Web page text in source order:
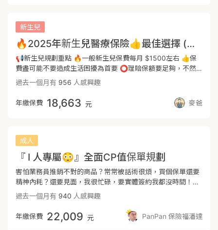
核心，花多少賠多少讓就醫時的自費項目（手術費、升等病
房、醫療耗材或輔具等）完全覆蓋，已有繳保費免再自掏腰
包。---🌏全球XHD實支(保證續保）⭕保證續保條款⭕住院手
術項不限2-2-7以外手術⭕住院醫療無額度與次數上限⭕病房
費可轉換日額費（即無付費病房以最高額度理賠）⭕含重大手
術及特定醫材補助金（包含心臟支架及人工水晶體等）⭕門診
手術含特殊處置高達145項（全面補強市面上實支實付手術無
術有2-2-7限制及年度最高8次⚠️「心導管手術當天出院」時高
福部健保支付規定的標準第二部第二章第七節，或者牙科手術
第三部第三章第四節之第三項。如果保險條款當中手術的定義
有內含於此，基本上理賠範圍依據這個標準。2-2-7手術定義
範圍：大部分需要開刀、麻醉、縫合。3-3-4-3牙科下顎範圍
等手術。*醫療保險條款中如果擺脫這個定義，理賠的範圍會
更廣喔！---🏥意外險：意外身故失能最高100萬+意外實支10
萬+意外日額2000元+意外骨折6萬最高---📖外來性、突發
險恐怖危害小至打球手指吃蘿蔔，走路途中踩空跌倒皆為意外
險理賠啟動對象。意外醫療的自費項目及失能1-11級的給付並
金，同時有療程癌症補貼住院及手術。5、全球XDE為重大傷
病，領到健保核發重大傷病卡即可理賠一次金，保障範圍多達
400項，首年理賠或是精神疾病領卡皆不打折，在患病初期能
獲得一筆百萬緊急醫療金運用並填補收入減少的損失，且為市
面上保費最便宜的重傷，後期保費漲幅最平緩。6、幼童時期
小孩活動力強、缺乏危險意識，易發生摔傷、燙傷、骨折等小
意外，且多為門診治療非住院，意外實支可cover意外受傷的
同時有燒燙傷皮膚移植金，保費優惠能提供足額的意外保障。
傷(XDE)保費便宜，同時也有定額醫療、癌症一次金、實支可
以加強保障額度，新安東京用來加強燒燙傷保障，此份意外及
醫療保障齊全，可做為新生兒保單初次規劃保障參考的方向。
寶寶探索世界階段提供高額燒燙傷與意外失能保障👆以上是基
本的罐頭保單內容 ，最終方案還是要根據實際需求與預算下去
作調整---------------------------------------------------------
----------------------------------------------------------------
-------✨規劃新生兒保障注意事項✨1️⃣預產期前一個月:✔️多
數準爸媽會在這個階段開始研究新生兒保單✔️諮詢業務後思考
預算及需求，並規畫出初步保單方案2️⃣出生48hr內✔️接受公
費補助的21項先天代謝異常疾病檢查，檢查結果一般會在2週
內出來！✔️其他自費檢查可以參考醫生建議3️⃣🎯投保黃金期
影響到寶寶的投保內容及權益👶寶寶體況標準 出生週數需達
37週及體重滿2500克以上，若週數或是體重稍微不足，到時
候再跟信任業務好好討論配套措施
新生兒
🔥2025年新生兒醫療保險👍最佳選擇 (高額一次金+住院日額+實支實付)
📢新生兒規劃重點 🔥一般新生兒保費每月 $1500左右 👍保
費盡可能不要造成生活困擾為首要 ⭕️理賠保額要足夠，不然
我們的保險一點都不保險 🌟現在的環境賺錢不容易，錢要花
在刀口上 為人父母都希望給孩子最好的 所以人家推薦什麼保
險 往往都不會考慮太多，只要能付得出來你就買單了 📍新生
兒的保障內容： ✅意外失能金 最高200萬 ✅意外實支5萬 ✅
✅意外住院 8500元/日(含實支實付)+住院慰問金每次1000
✅住院/門診特定手術 4.5萬 ✅癌症手術 最高9萬 ✅重大傷病
一次金 150萬 ✅癌症一次金 最高310萬 ✅兒童壽險69萬 📢
重大燒燙傷200萬- 產險 (可額外附加) 🎯新生兒保險規劃的五
大保障 ❶意外險 （意外失能、實支實付） 小孩成長階段活潑
好動，也沒有危險意識，意外造成受傷的機率較高，一般像是
燒燙傷、四肢頭部擦撞傷、骨折等等，以上狀況就醫，可能需
要負擔就醫費用，有意外實支實付、骨折險就能負擔相關費
過去一個月有 956 人感興趣
年繳保費 18,663 元 麥爸
成人
『 I 人專屬😳』全面CP值保單規劃
害怕業務員推銷不對的商品？常常被話術很煩，買個保單還要
精神內耗？還要見面，我很忙碌，要實體簽約我都沒時間！我
在國外，但深覺需要保障，短時間沒有辦法回國！以上問題都
可以透過Ｉ人保單輕鬆解決！投過遠距投保，只要準備好身分
證以及手機下載保險公司遠距投保軟體，透過線上投保完全沒
問題！---🔰保證續保實支50萬🔰住院醫療年度無限🔰百萬保
過去一個月有 940 人感興趣
年繳保費 22,009 元 PanPan 保險福潘達